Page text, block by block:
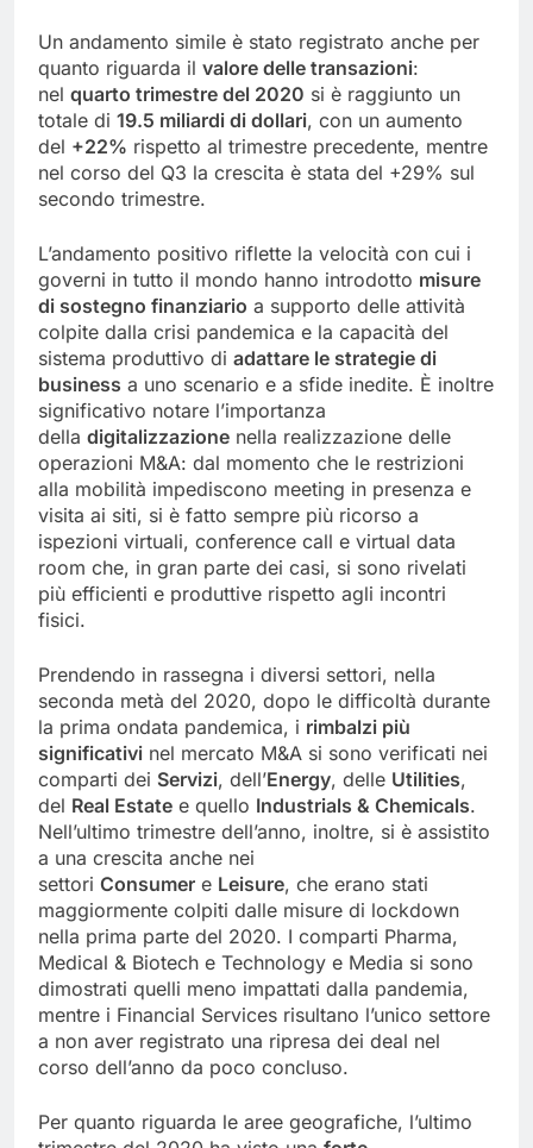
Un andamento simile è stato registrato anche per
quanto riguarda il valore delle transazioni:
nel quarto trimestre del 2020 si è raggiunto un
totale di 19.5 miliardi di dollari, con un aumento
del +22% rispetto al trimestre precedente, mentre
nel corso del Q3 la crescita è stata del +29% sul
secondo trimestre.
L’andamento positivo riflette la velocità con cui i
governi in tutto il mondo hanno introdotto misure
di sostegno finanziario a supporto delle attività
colpite dalla crisi pandemica e la capacità del
sistema produttivo di adattare le strategie di
business a uno scenario e a sfide inedite. È inoltre
significativo notare l’importanza
della digitalizzazione nella realizzazione delle
operazioni M&A: dal momento che le restrizioni
alla mobilità impediscono meeting in presenza e
visita ai siti, si è fatto sempre più ricorso a
ispezioni virtuali, conference call e virtual data
room che, in gran parte dei casi, si sono rivelati
più efficienti e produttive rispetto agli incontri
fisici.
Prendendo in rassegna i diversi settori, nella
seconda metà del 2020, dopo le difficoltà durante
la prima ondata pandemica, i rimbalzi più
significativi nel mercato M&A si sono verificati nei
comparti dei Servizi, dell’Energy, delle Utilities,
del Real Estate e quello Industrials & Chemicals.
Nell’ultimo trimestre dell’anno, inoltre, si è assistito
a una crescita anche nei
settori Consumer e Leisure, che erano stati
maggiormente colpiti dalle misure di lockdown
nella prima parte del 2020. I comparti Pharma,
Medical & Biotech e Technology e Media si sono
dimostrati quelli meno impattati dalla pandemia,
mentre i Financial Services risultano l’unico settore
a non aver registrato una ripresa dei deal nel
corso dell’anno da poco concluso.
Per quanto riguarda le aree geografiche, l’ultimo